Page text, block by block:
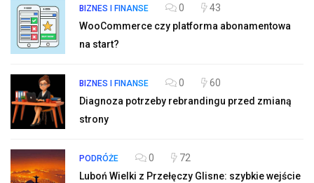
BIZNES I FINANSE 0
43
WooCommerce czy platforma abonamentowa
na start?
BIZNES I FINANSE 0
60
Diagnoza potrzeby rebrandingu przed zmianą
strony
PODRÓŻE 0
72
Luboń Wielki z Przełęczy Glisne: szybkie wejście